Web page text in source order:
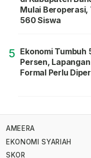
Mulai Beroperasi,
560 Siswa
5 Ekonomi Tumbuh
Persen,
Formal Perlu
AMEERA
EKONOMI SYARIAH
SKOR